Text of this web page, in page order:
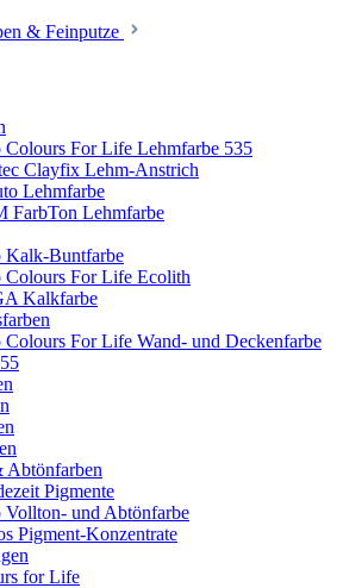
& Feinputze
Colours For Life Lehmfarbe 535
Clayfix Lehm-Anstrich
Lehmfarbe
FarbTon Lehmfarbe
Kalk-Buntfarbe
Colours For Life Ecolith
Kalkfarbe
Colours For Life Wand- und Deckenfarbe
Abtönfarben
Pigmente
Vollton- und Abtönfarbe
Pigment-Konzentrate
for Life